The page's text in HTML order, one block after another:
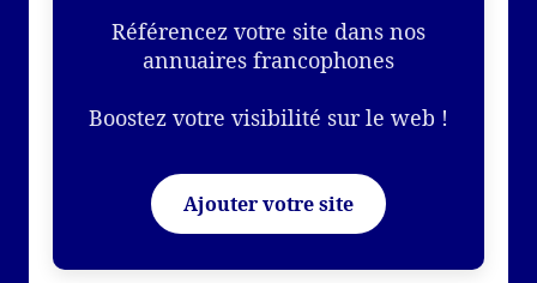
Référencez votre site dans nos
annuaires francophones
Boostez votre visibilité sur le web !
Ajouter votre site